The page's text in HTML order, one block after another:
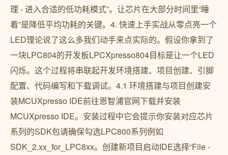
理 - 进入合适的低功耗模式”。让芯片在大部分时间里“睡
着”是降低平均功耗的关键。4. 快速上手实战从零点亮一个
LED理论说了这么多我们动手来点实际的。假设你拿到了
一块LPC804的开发板LPCXpresso804目标是让一个LED
闪烁。这个过程将串联起开发环境搭建、项目创建、引脚
配置、代码编写和下载调试。4.1 环境搭建与项目创建安
装MCUXpresso IDE前往恩智浦官网下载并安装
MCUXpresso IDE。安装过程中它会提示你安装对应芯片
系列的SDK包请确保勾选LPC800系列例如
SDK_2.xx_for_LPC8xx。创建新项目启动IDE选择“File -